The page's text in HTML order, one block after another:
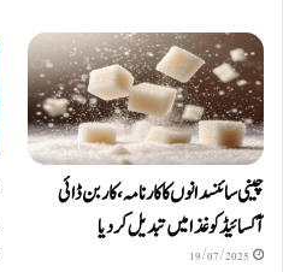
چینی سائنسدانوں کا کارنامہ، کاربن ڈائی
آکسائیڈ کو غذا میں تبدیل کردیا
19/07/2025